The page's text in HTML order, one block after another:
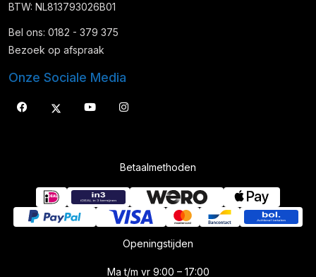
BTW: NL813793026B01
Bel ons: 0182 - 379 375
Bezoek op afspraak
Onze Sociale Media
Betaalmethoden
Openingstijden
Ma t/m vr 9:00 – 17:00